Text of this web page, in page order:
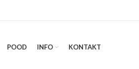
POOD INFO KONTAKT